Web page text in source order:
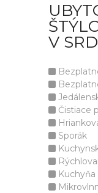
V
Čistiace
Sporák
Kuchyňa